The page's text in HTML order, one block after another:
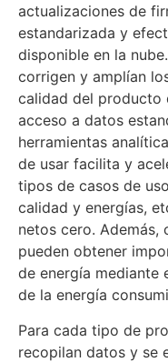
actualizaciones de
estandarizada y
disponible en la
corrigen y amplían
calidad del producto
acceso a datos
herramientas
de usar facilita y
tipos de casos de
calidad y energías,
netos cero. Además,
pueden obtener
de energía mediante
de la energía
Para cada tipo de
recopilan datos y se